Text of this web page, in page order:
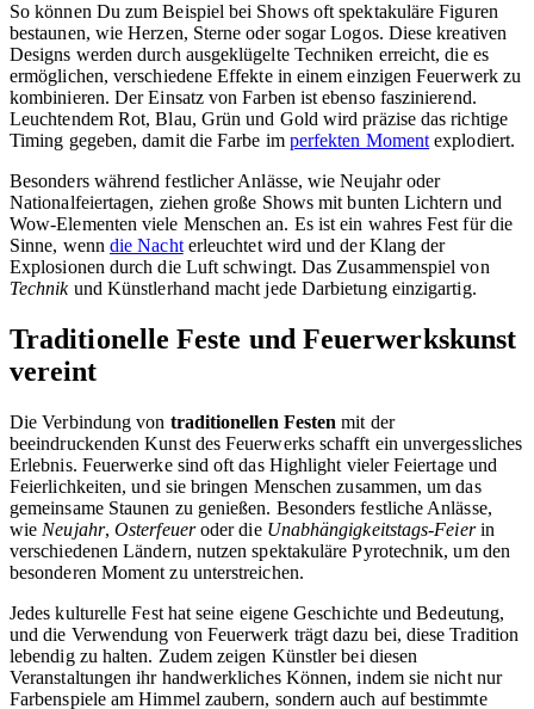
So können Du zum Beispiel bei Shows oft spektakuläre Figuren
bestaunen, wie Herzen, Sterne oder sogar Logos. Diese kreativen
Designs werden durch ausgeklügelte Techniken erreicht, die es
ermöglichen, verschiedene Effekte in einem einzigen Feuerwerk zu
kombinieren. Der Einsatz von Farben ist ebenso faszinierend.
Leuchtendem Rot, Blau, Grün und Gold wird präzise das richtige
Timing gegeben, damit die Farbe im perfekten Moment explodiert.
Besonders während festlicher Anlässe, wie Neujahr oder
Nationalfeiertagen, ziehen große Shows mit bunten Lichtern und
Wow-Elementen viele Menschen an. Es ist ein wahres Fest für die
Sinne, wenn die Nachterleuchtet wird und der Klang der
Explosionen durch die Luft schwingt. Das Zusammenspiel von
Technikund Künstlerhand macht jede Darbietung einzigartig.
Traditionelle Feste und Feuerwerkskunst
vereint
Die Verbindung von traditionellen Festen mit der
beeindruckenden Kunst des Feuerwerks schafft ein unvergessliches
Erlebnis. Feuerwerke sind oft das Highlight vieler Feiertage und
Feierlichkeiten, und sie bringen Menschen zusammen, um das
gemeinsame Staunen zu genießen. Besonders festliche Anlässe,
wie Neujahr,Osterfeueroder die Unabhängigkeitstags-Feierin
verschiedenen Ländern, nutzen spektakuläre Pyrotechnik, um den
besonderen Moment zu unterstreichen.
Jedes kulturelle Fest hat seine eigene Geschichte und Bedeutung,
und die Verwendung von Feuerwerk trägt dazu bei, diese Tradition
lebendig zu halten. Zudem zeigen Künstler bei diesen
Veranstaltungen ihr handwerkliches Können, indem sie nicht nur
Farbenspiele am Himmel zaubern, sondern auch auf bestimmte